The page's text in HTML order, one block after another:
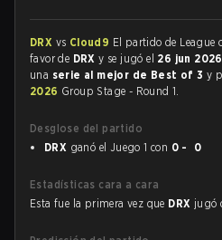
DRX vs Cloud9 El partido de League
favor de DRXy se jugó el 26 jun
una serie al mejor de Best of 3 y
2026 Group Stage - Round 1.
Desglose del partido
DRX ganó el Juego 1 con 0 - 0
Estadísticas cara a cara
Esta fue la primera vez que DRX jugó